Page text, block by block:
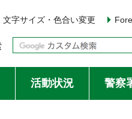
文字サイズ・色合い変更
活動状況 警察